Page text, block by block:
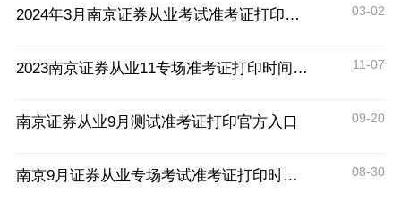
2024年3月南京证券从业考试准考证打印时间 03-02
2023南京证券从业11专场准考证打印时间：11月22日15:00 11-07
南京证券从业9月测试准考证打印官方入口 09-20
南京9月证券从业专场考试准考证打印时间及流程 08-30